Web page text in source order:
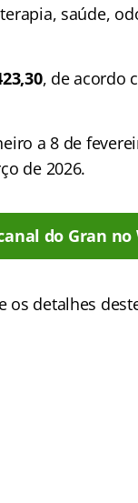
saúde,
, de acordo
a 8 de
de 2026.
do Gran no
os detalhes